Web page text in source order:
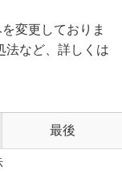
変更しておりま
法など、詳しくは
最後